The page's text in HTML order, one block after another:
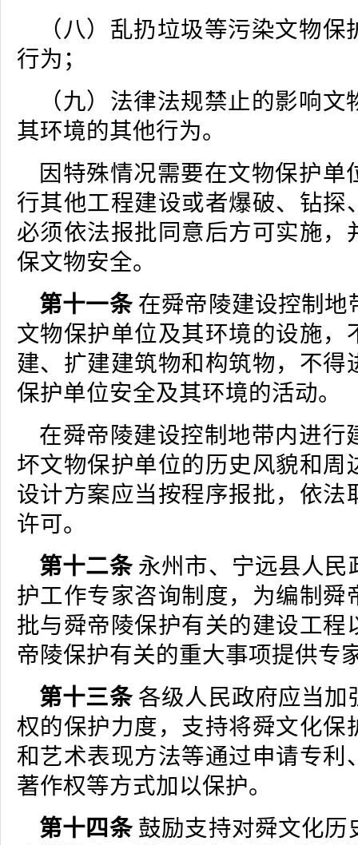
（八）乱扔垃圾等污染文物
行为；
（九）法律法规禁止的影响
其环境的其他行为。
因特殊情况需要在文物保护单
行其他工程建设或者爆破、钻探
必须依法报批同意后方可实施，
保文物安全。
第十一条在舜帝陵建设控制地
文物保护单位及其环境的设施，
建、扩建建筑物和构筑物，不得
保护单位安全及其环境的活动。
在舜帝陵建设控制地带内进行
坏文物保护单位的历史风貌和周
设计方案应当按程序报批，依法
许可。
第十二条永州市、宁远县人民
护工作专家咨询制度，为编制舜
批与舜帝陵保护有关的建设工程
帝陵保护有关的重大事项提供专
第十三条各级人民政府应当加
权的保护力度，支持将舜文化保
和艺术表现方法等通过申请专利
著作权等方式加以保护。
第十四条鼓励支持对舜文化历